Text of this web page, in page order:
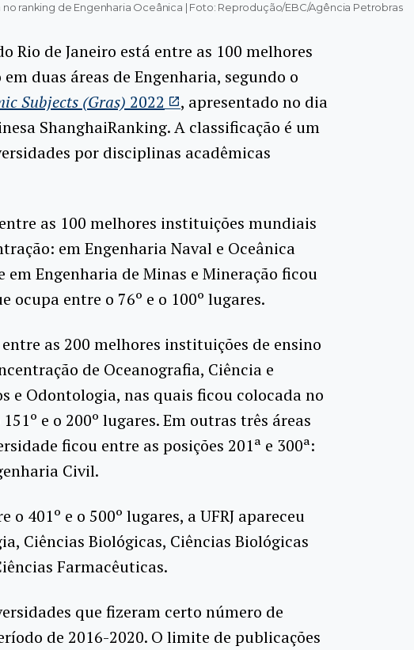
ranking de Engenharia Oceânica | Foto: Reprodução/EBC/Agência Petrobras
Rio de Janeiro está entre as 100 melhores
duas áreas de Engenharia, segundo o
Subjects (Gras) 2022
, apresentado no dia
ShanghaiRanking. A classificação é um
por disciplinas acadêmicas
as 100 melhores instituições mundiais
em Engenharia Naval e Oceânica
em Engenharia de Minas e Mineração ficou
ocupa entre o 76º e o 100º lugares.
as 200 melhores instituições de ensino
de Oceanografia, Ciência e
e Odontologia, nas quais ficou colocada no
e o 200º lugares. Em outras três áreas
ficou entre as posições 201ª e 300ª:
Civil.
401º e o 500º lugares, a UFRJ apareceu
Ciências Biológicas, Ciências Biológicas
Farmacêuticas.
que fizeram certo número de
de 2016-2020. O limite de publicações